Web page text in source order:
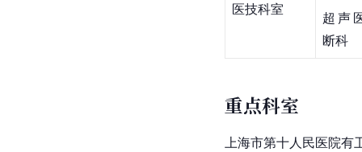
医技科室
超声
断科
重点科室
上海市第十人民医院有